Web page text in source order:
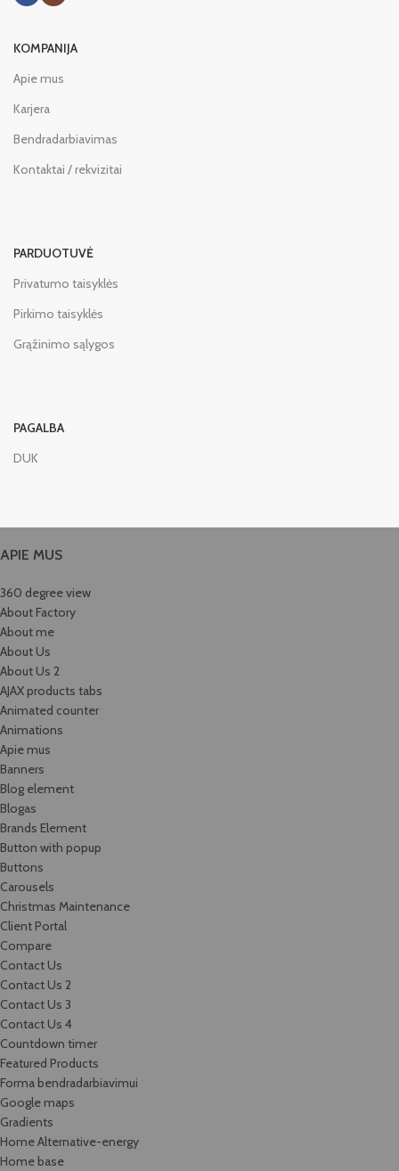
KOMPANIJA
Apie mus
Karjera
Bendradarbiavimas
Kontaktai / rekvizitai
PARDUOTUVĖ
Privatumo taisyklės
Pirkimo taisyklės
Grąžinimo sąlygos
PAGALBA
DUK
APIE MUS
360 degree view
About Factory
About me
About Us
About Us 2
AJAX products tabs
Animated counter
Animations
Apie mus
Banners
Blog element
Blogas
Brands Element
Button with popup
Buttons
Carousels
Christmas Maintenance
Client Portal
Compare
Contact Us
Contact Us 2
Contact Us 3
Contact Us 4
Countdown timer
Featured Products
Forma bendradarbiavimui
Google maps
Gradients
Home Alternative-energy
Home base